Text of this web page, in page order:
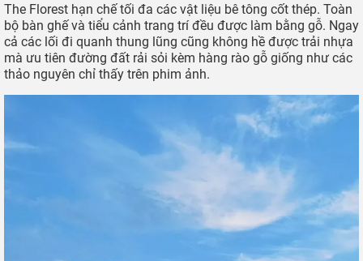
The Florest hạn chế tối đa các vật liệu bê tông cốt thép. Toàn
bộ bàn ghế và tiểu cảnh trang trí đều được làm bằng gỗ. Ngay
cả các lối đi quanh thung lũng cũng không hề được trải nhựa
mà ưu tiên đường đất rải sỏi kèm hàng rào gỗ giống như các
thảo nguyên chỉ thấy trên phim ảnh.